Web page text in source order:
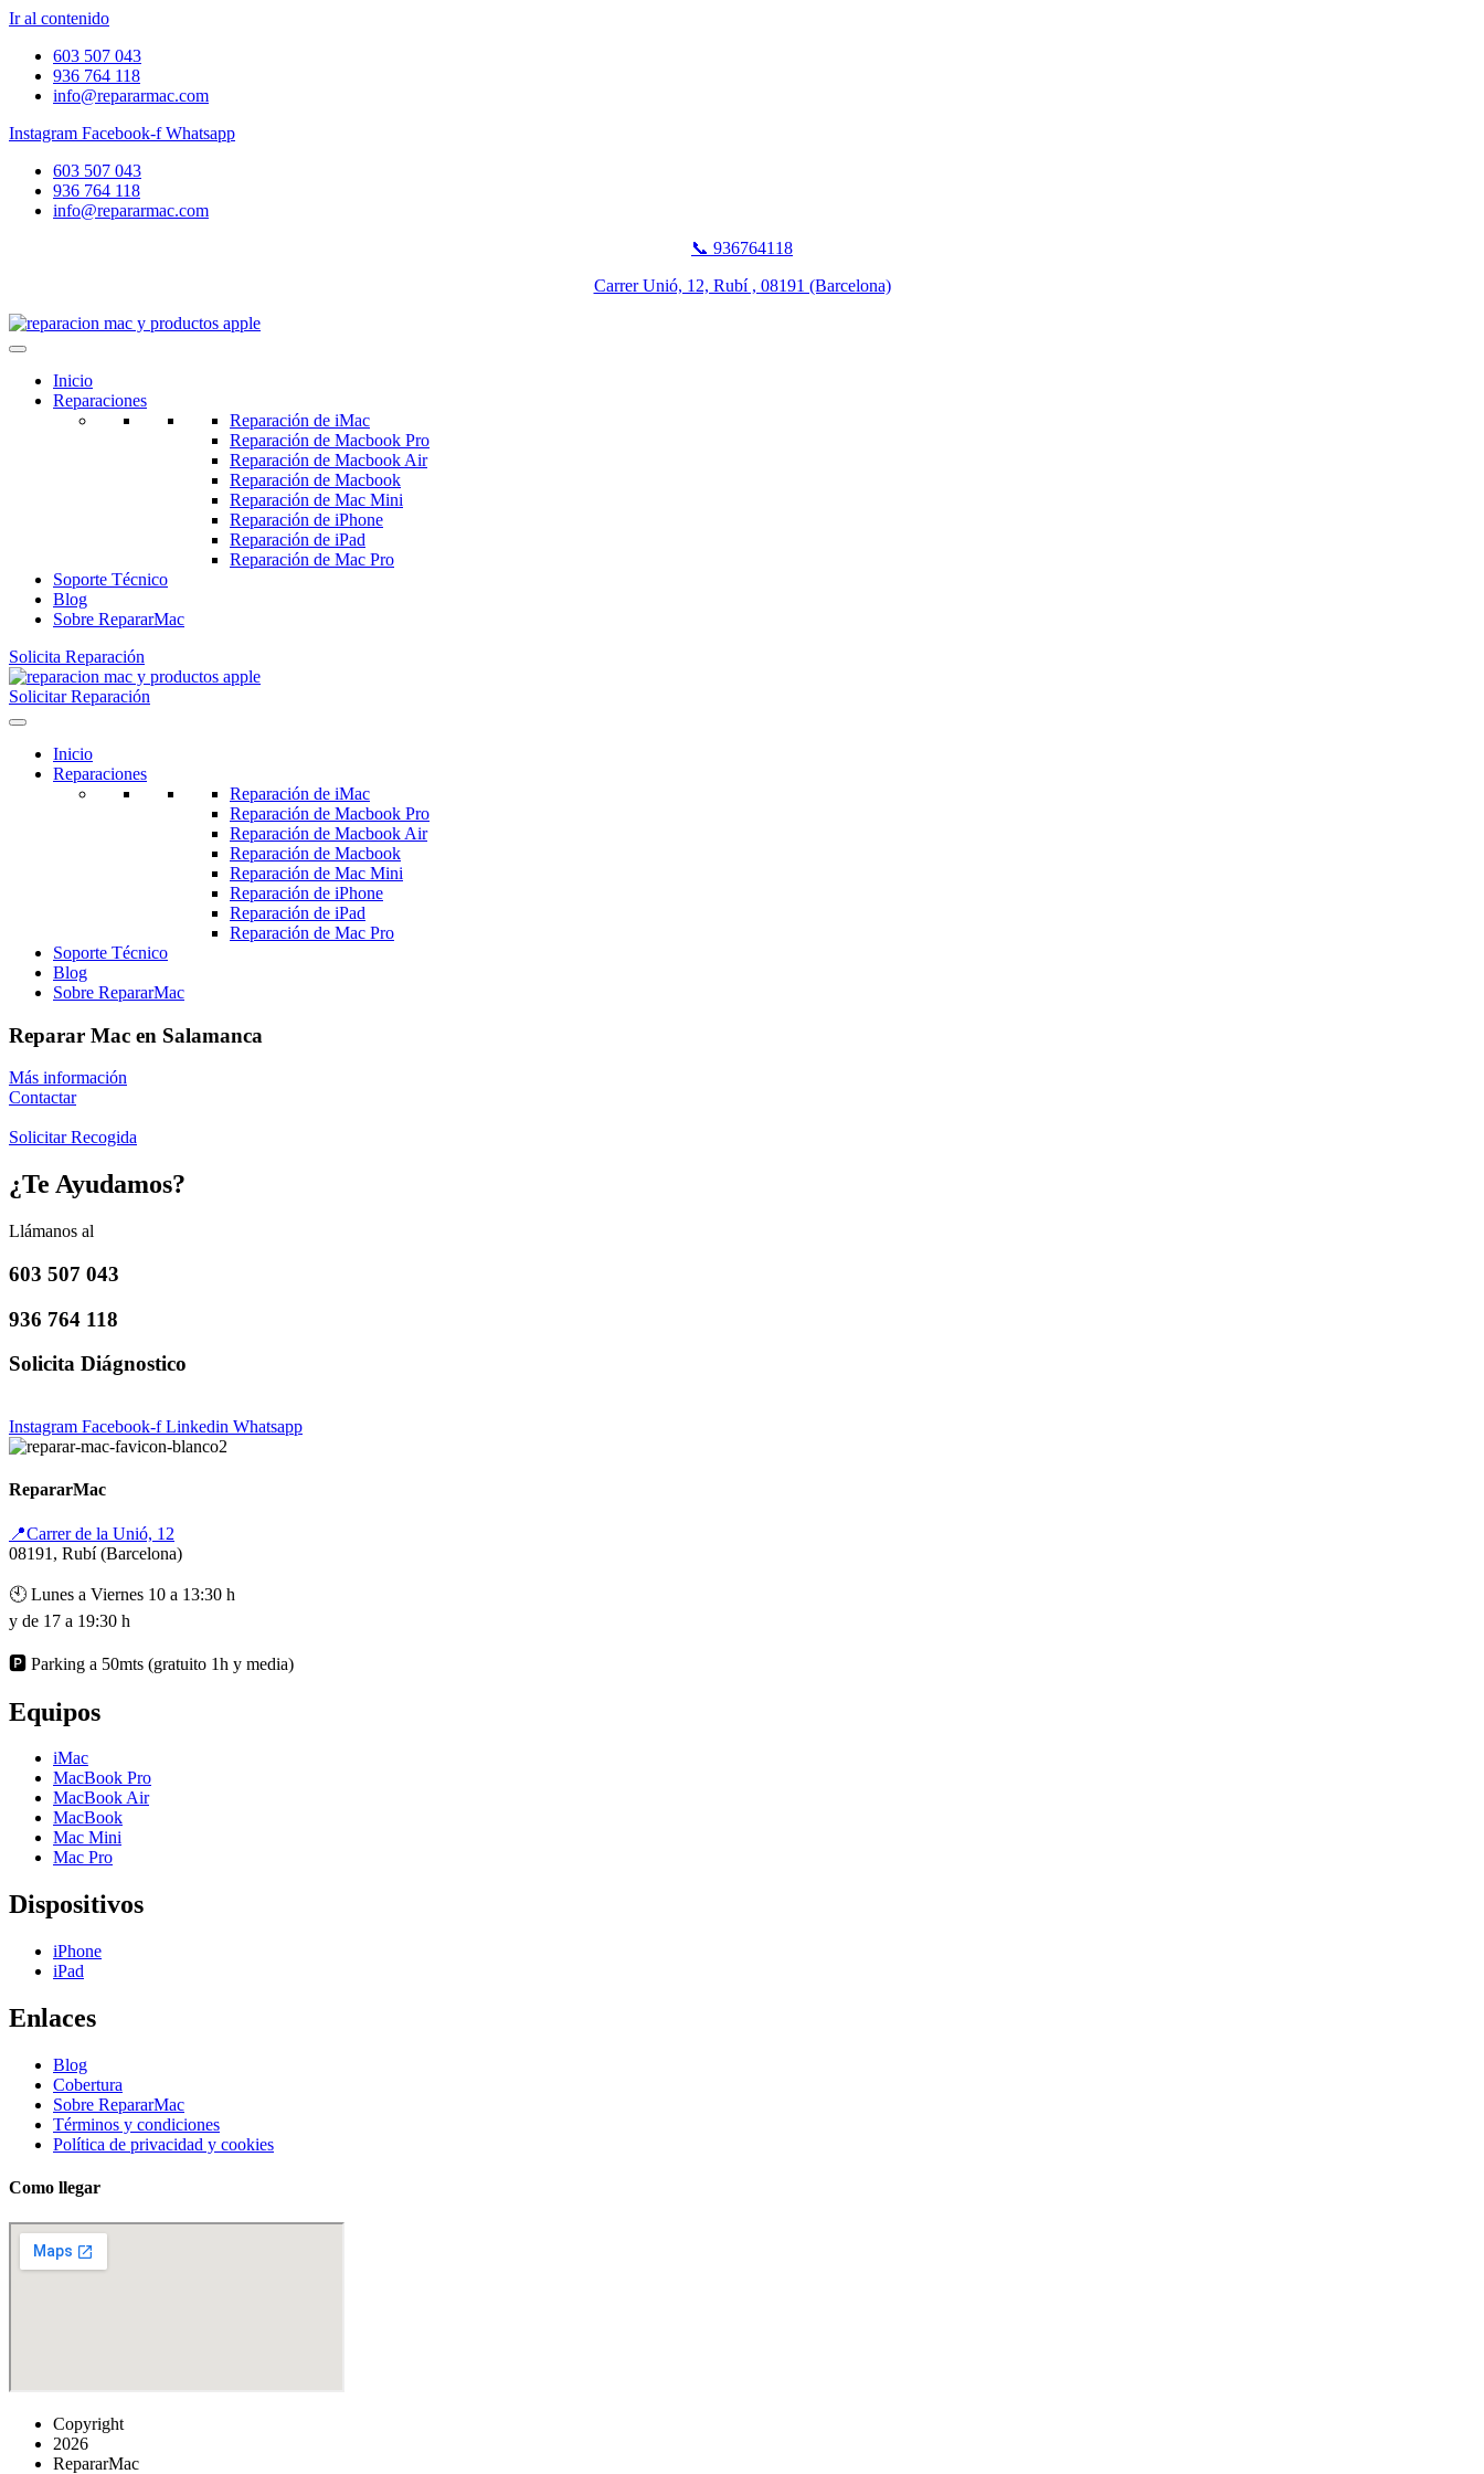
Ir al contenido
603 507 043
936 764 118
info@repararmac.com
Instagram Facebook-f Whatsapp
603 507 043
936 764 118
info@repararmac.com
📞 936764118
Carrer Unió, 12, Rubí , 08191 (Barcelona)
Inicio
Reparaciones
Reparación de iMac
Reparación de Macbook Pro
Reparación de Macbook Air
Reparación de Macbook
Reparación de Mac Mini
Reparación de iPhone
Reparación de iPad
Reparación de Mac Pro
Soporte Técnico
Blog
Sobre RepararMac
Solicita Reparación
Solicitar Reparación
Inicio
Reparaciones
Reparación de iMac
Reparación de Macbook Pro
Reparación de Macbook Air
Reparación de Macbook
Reparación de Mac Mini
Reparación de iPhone
Reparación de iPad
Reparación de Mac Pro
Soporte Técnico
Blog
Sobre RepararMac
Reparar Mac en Salamanca
Más información
Contactar
Solicitar Recogida
¿Te Ayudamos?
Llámanos al
603 507 043
936 764 118
Solicita Diágnostico
Instagram Facebook-f Linkedin Whatsapp
RepararMac
📍Carrer de la Unió, 12
08191, Rubí (Barcelona)
🕙 Lunes a Viernes 10 a 13:30 h
y de 17 a 19:30 h
🅿️ Parking a 50mts (gratuito 1h y media)
Equipos
iMac
MacBook Pro
MacBook Air
MacBook
Mac Mini
Mac Pro
Dispositivos
iPhone
iPad
Enlaces
Blog
Cobertura
Sobre RepararMac
Términos y condiciones
Política de privacidad y cookies
Como llegar
Copyright
2026
RepararMac